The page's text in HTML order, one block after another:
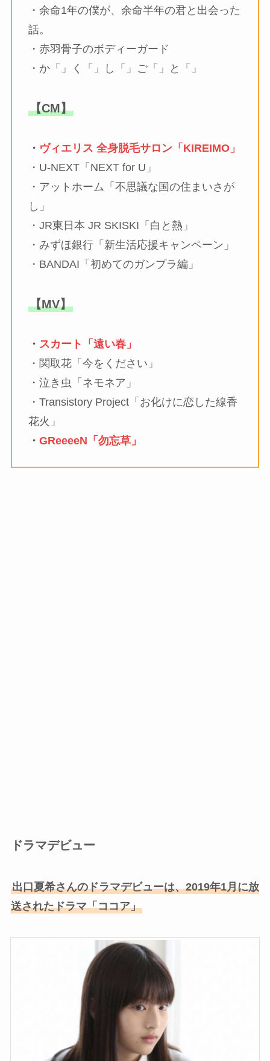
・余命1年の僕が、余命半年の君と出会った
話。
・赤羽骨子のボディーガード
・か「」く「」し「」ご「」と「」
【CM】
・ ヴィエリス 全身脱毛サロン「KIREIMO」
・U-NEXT「NEXT for U」
・アットホーム「不思議な国の住まいさが
し」
・JR東日本 JR SKISKI「白と熱」
・みずほ銀行「新生活応援キャンペーン」
・BANDAI「初めてのガンプラ編」
【MV】
・ スカート「遠い春」
・関取花「今をください」
・泣き虫「ネモネア」
・Transistory Project「お化けに恋した線香
花火」
・ GReeeeN「勿忘草」
ドラマデビュー
出口夏希さんのドラマデビューは、2019年1月に放
送されたドラマ「ココア」